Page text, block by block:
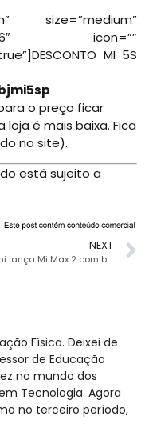
size=”medium”
icon=””
MI 5S
o preço ficar
é mais baixa. Fica
no site).
está sujeito a
NEXT
Xiaomi lança Mi Max 2 com bateria de 5300 mAh e telona de 6.44″
Física. Deixei de
de Educação
no mundo dos
Tecnologia. Agora
no terceiro período,